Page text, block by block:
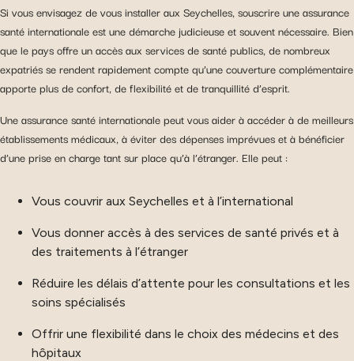
Si vous envisagez de vous installer aux Seychelles, souscrire une assurance
santé internationale est une démarche judicieuse et souvent nécessaire. Bien
que le pays offre un accès aux services de santé publics, de nombreux
expatriés se rendent rapidement compte qu’une couverture complémentaire
apporte plus de confort, de flexibilité et de tranquillité d’esprit.
Une assurance santé internationale peut vous aider à accéder à de meilleurs
établissements médicaux, à éviter des dépenses imprévues et à bénéficier
d’une prise en charge tant sur place qu’à l’étranger. Elle peut :
Vous couvrir aux Seychelles et à l’international
Vous donner accès à des services de santé privés et à
des traitements à l’étranger
Réduire les délais d’attente pour les consultations et les
soins spécialisés
Offrir une flexibilité dans le choix des médecins et des
hôpitaux